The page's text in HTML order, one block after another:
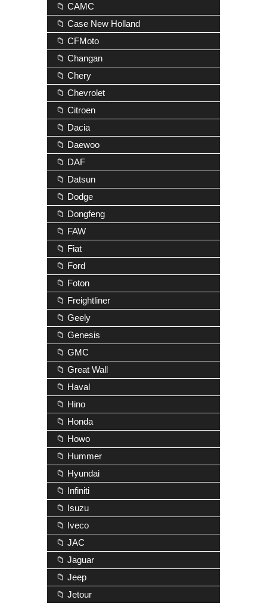
📁 CAMC
📁 Case New Holland
📁 CFMoto
📁 Changan
📁 Chery
📁 Chevrolet
📁 Citroen
📁 Dacia
📁 Daewoo
📁 DAF
📁 Datsun
📁 Dodge
📁 Dongfeng
📁 FAW
📁 Fiat
📁 Ford
📁 Foton
📁 Freightliner
📁 Geely
📁 Genesis
📁 GMC
📁 Great Wall
📁 Haval
📁 Hino
📁 Honda
📁 Howo
📁 Hummer
📁 Hyundai
📁 Infiniti
📁 Isuzu
📁 Iveco
📁 JAC
📁 Jaguar
📁 Jeep
📁 Jetour